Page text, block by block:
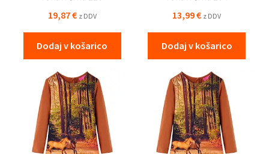
19,87€ z DDV
Dodaj v košarico
13,99€ z DDV
Dodaj v košarico